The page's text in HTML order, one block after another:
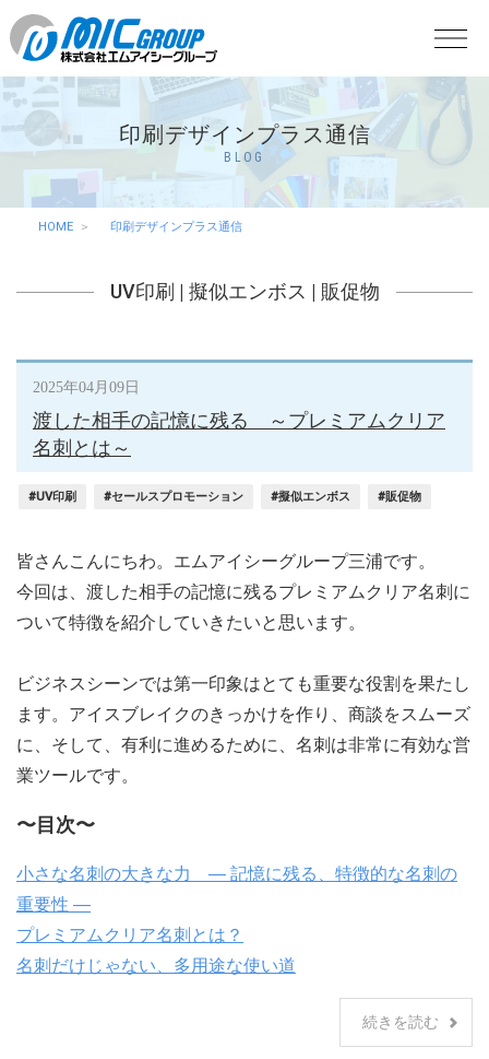
印刷デザインプラス通信
BLOG
HOME 印刷デザインプラス通信
UV印刷 | 擬似エンボス | 販促物
2025年04月09日
渡した相手の記憶に残る ～プレミアムクリア
名刺とは～
#UV印刷 #セールスプロモーション #擬似エンボス #販促物
皆さんこんにちわ。エムアイシーグループ三浦です。
今回は、渡した相手の記憶に残るプレミアムクリア名刺に
ついて特徴を紹介していきたいと思います。
ビジネスシーンでは第一印象はとても重要な役割を果たし
ます。アイスブレイクのきっかけを作り、商談をスムーズ
に、そして、有利に進めるために、名刺は非常に有効な営
業ツールです。
〜目次〜
小さな名刺の大きな力 ― 記憶に残る、特徴的な名刺の
重要性 ―
プレミアムクリア名刺とは？
名刺だけじゃない、多用途な使い道
続きを読む